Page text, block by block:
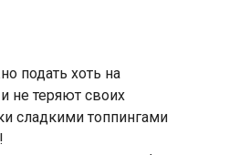
подать хоть на
не теряют своих
сладкими топпингами